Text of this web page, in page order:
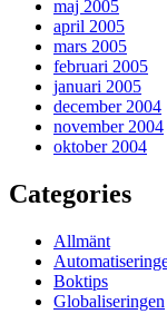
maj 2005
april 2005
mars 2005
februari 2005
januari 2005
december 2004
november 2004
oktober 2004
Categories
Allmänt
Boktips
Globaliseringen